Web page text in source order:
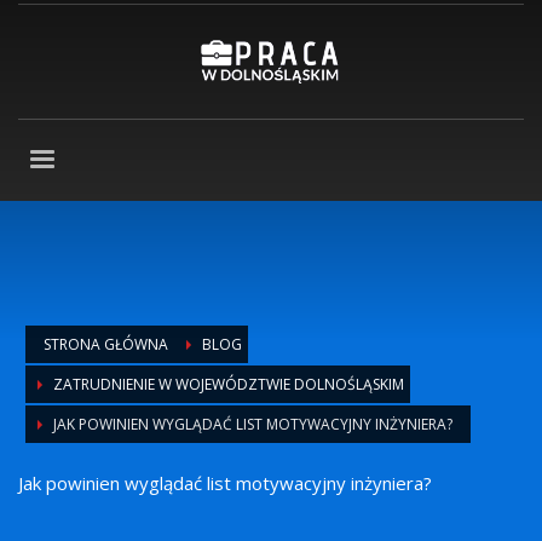
STRONA GŁÓWNA
BLOG
ZATRUDNIENIE W WOJEWÓDZTWIE DOLNOŚLĄSKIM
JAK POWINIEN WYGLĄDAĆ LIST MOTYWACYJNY INŻYNIERA?
Jak powinien wyglądać list motywacyjny inżyniera?